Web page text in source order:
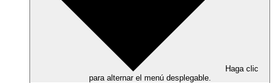
Haga clic
para alternar el menú desplegable.